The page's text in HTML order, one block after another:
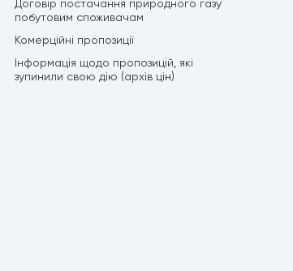
Договір постачання природного газу
побутовим споживачам
Комерційні пропозиції
Інформація щодо пропозицій, які
зупинили свою дію (архів цін)